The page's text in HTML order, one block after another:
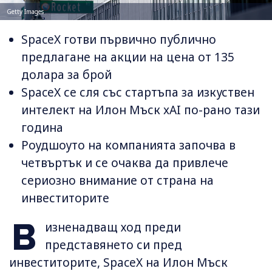
Getty Images
SpaceX готви първично публично
предлагане на акции на цена от 135
долара за брой
SpaceX се сля със стартъпа за изкуствен
интелект на Илон Мъск xAI по-рано тази
година
Роудшоуто на компанията започва в
четвъртък и се очаква да привлече
сериозно внимание от страна на
инвеститорите
В
изненадващ ход преди
представянето си пред
инвеститорите, SpaceX на Илон Мъск